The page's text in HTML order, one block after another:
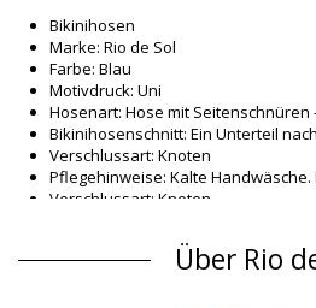
Bikinihosen
Marke: Rio de Sol
Farbe: Blau
Motivdruck: Uni
Hosenart: Hose mit Seitenschnüren
Bikinihosenschnitt: Ein Unterteil
Verschlussart: Knoten
Pflegehinweise: Kalte Handwäsche.
Verschlussart: Knoten
Bikinihosen Blau Rio de Sol
Über Rio